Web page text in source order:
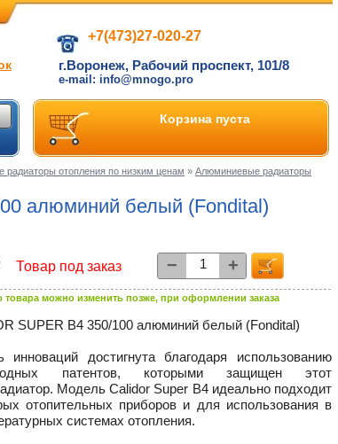
+7(473)27-020-27
г.Воронеж, Рабочий проспект, 101/8
e-mail: info@mnogo.pro
Корзина пуста
отопления по низким ценам » Алюминиевые радиаторы
алюминий белый (Fondital)
Товар под заказ − +
товара можно изменить позже, при оформлении заказа
SUPER B4 350/100 алюминий белый (Fondital)
инноваций достигнута благодаря использованию
патентов, которыми защищен этот
Модель Calidor Super B4 идеально подходит
отопительных приборов и для использования в
системах отопления.